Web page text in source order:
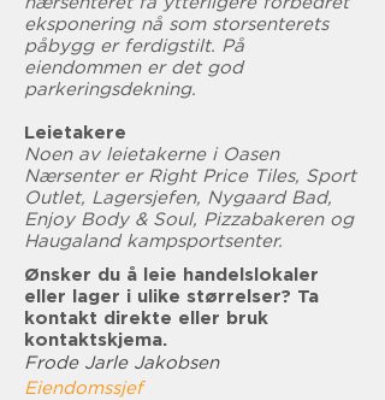
eksponering nå som storsenterets
påbygg er ferdigstilt. På
eiendommen er det god
parkeringsdekning.
Leietakere
Noen av leietakerne i Oasen
Nærsenter er Right Price Tiles, Sport
Outlet, Lagersjefen, Nygaard Bad,
Enjoy Body & Soul, Pizzabakeren og
Haugaland kampsportsenter.
Ønsker du å leie handelslokaler
eller lager i ulike størrelser? Ta
kontakt direkte eller bruk
kontaktskjema.
Frode Jarle Jakobsen
Eiendomssjef